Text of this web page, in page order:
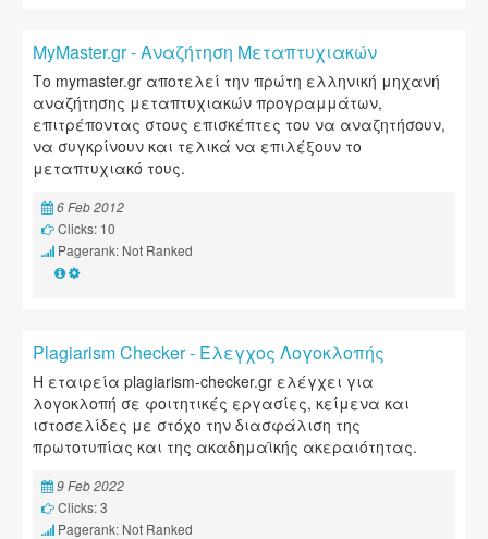
MyMaster.gr - Αναζήτηση Μεταπτυχιακών
Το mymaster.gr αποτελεί την πρώτη ελληνική μηχανή
αναζήτησης μεταπτυχιακών προγραμμάτων,
επιτρέποντας στους επισκέπτες του να αναζητήσουν,
να συγκρίνουν και τελικά να επιλέξουν το
μεταπτυχιακό τους.
6 Feb 2012
Clicks: 10
Pagerank: Not Ranked
Plagiarism Checker - Έλεγχος Λογοκλοπής
Η εταιρεία plagiarism-checker.gr ελέγχει για
λογοκλοπή σε φοιτητικές εργασίες, κείμενα και
ιστοσελίδες με στόχο την διασφάλιση της
πρωτοτυπίας και της ακαδημαϊκής ακεραιότητας.
9 Feb 2022
Clicks: 3
Pagerank: Not Ranked